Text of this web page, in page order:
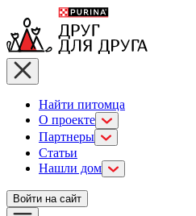
Найти питомца
О проекте
Партнеры
Статьи
Нашли дом
Войти на сайт